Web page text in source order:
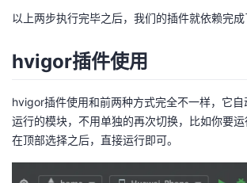
的
课
我
的
我
技
的
以上两步执行完毕之后，我们的插件就依赖完成
hvigor插件使用
hvigor插件使用和前两种方式完全不一样，它
运行的模块，不用单独的再次切换，比如你要
在顶部选择之后，直接运行即可。